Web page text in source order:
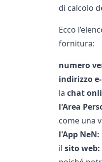
di calcolo
Ecco
fornitura:
numero
indirizzo
la chat
l'Area
come una
l'App NeN:
il sito web: